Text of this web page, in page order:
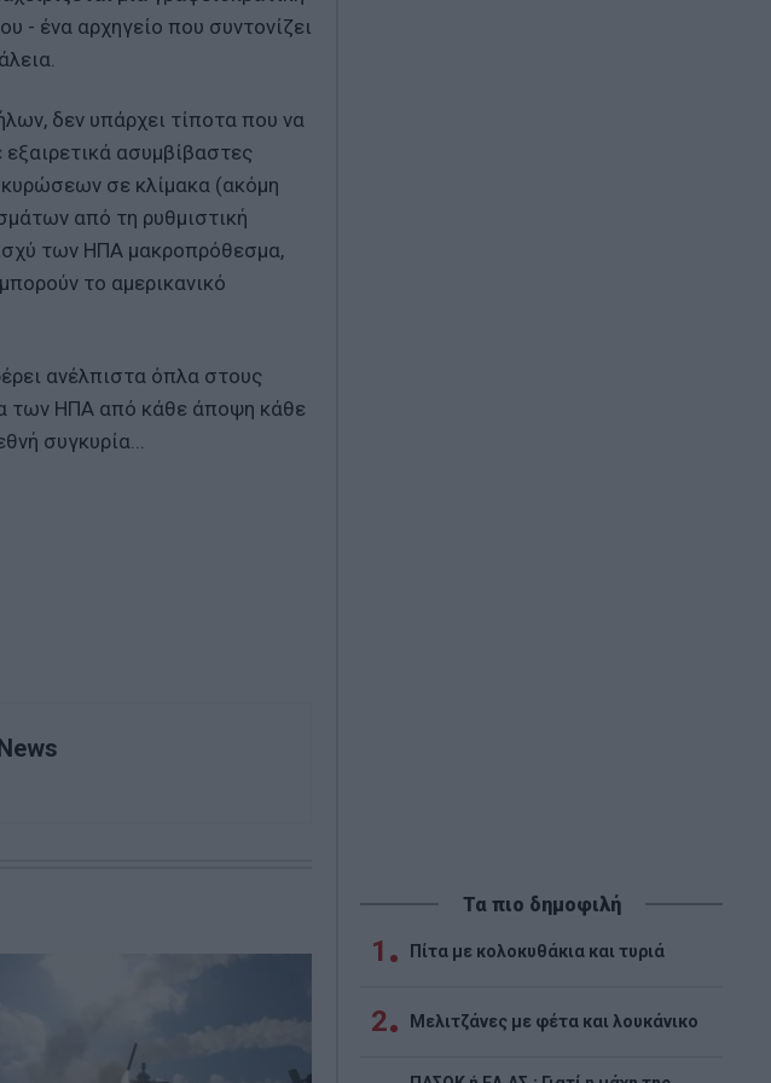
- ένα αρχηγείο που συντονίζει
δεν υπάρχει τίποτα που να
ασυμβίβαστες
σε κλίμακα (ακόμη
από τη ρυθμιστική
των ΗΠΑ μακροπρόθεσμα,
το αμερικανικό
ανέλπιστα όπλα στους
των ΗΠΑ από κάθε άποψη κάθε
συγκυρία...
Τα πιο δημοφιλή
1 Πίτα με κολοκυθάκια και τυριά
2 Μελιτζάνες με φέτα και λουκάνικο